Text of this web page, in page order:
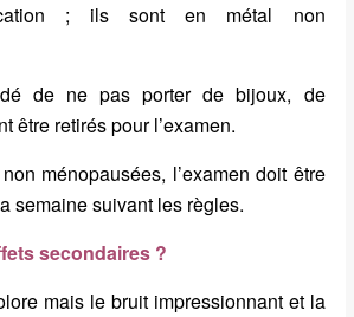
; ils sont en métal non
de ne pas porter de bijoux, de
être retirés pour l’examen.
ménopausées, l’examen doit être
semaine suivant les règles.
secondaires ?
mais le bruit impressionnant et la